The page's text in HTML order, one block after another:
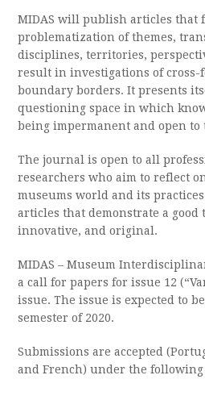
MIDAS will publish articles that
problematization of themes,
disciplines, territories,
result in investigations of
boundary borders. It presents
questioning space in which
being impermanent and open to
The journal is open to all
researchers who aim to reflect
museums world and its
articles that demonstrate a good
innovative, and original.
MIDAS – Museum
a call for papers for issue 12
issue. The issue is expected to
semester of 2020.
Submissions are accepted
and French) under the following